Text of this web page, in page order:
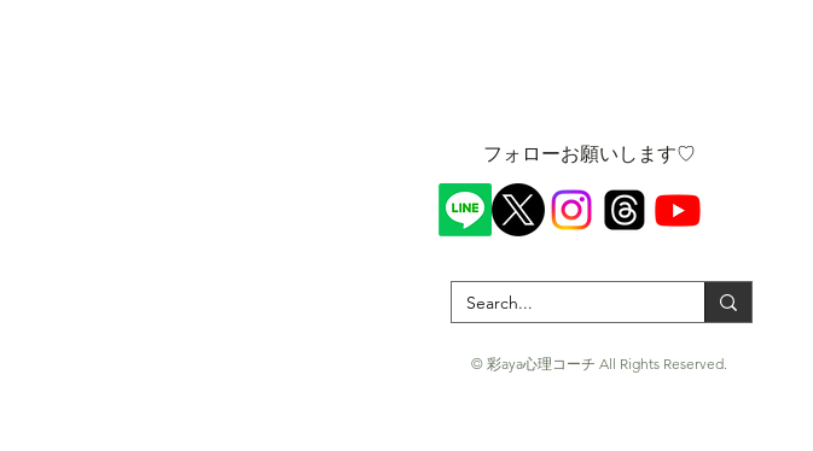
​フォローお願いします♡
© 彩aya心理コーチ All Rights Reserved.